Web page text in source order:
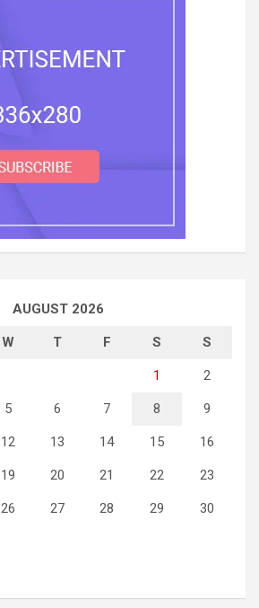
AUGUST 2026
W T F S S
1 2
5 6 7 8 9
12 13 14 15 16
19 20 21 22 23
26 27 28 29 30